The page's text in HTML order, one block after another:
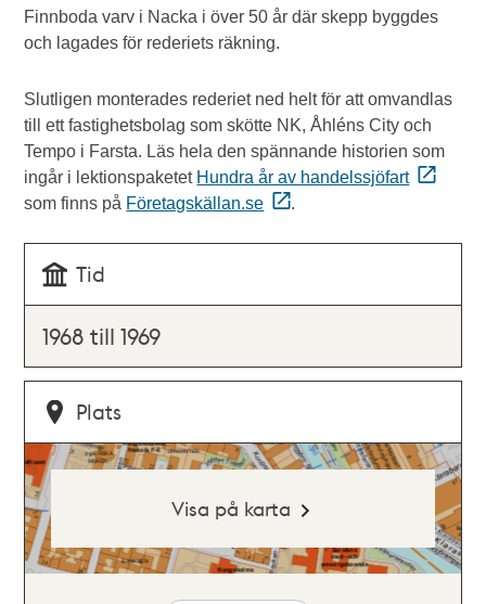
Finnboda varv i Nacka i över 50 år där skepp byggdes
och lagades för rederiets räkning.
Slutligen monterades rederiet ned helt för att omvandlas
till ett fastighetsbolag som skötte NK, Åhléns City och
Tempo i Farsta. Läs hela den spännande historien som
ingår i lektionspaketet Hundra år av handelssjöfart
som finns på Företagskällan.se .
Tid
1968 till 1969
Plats
Visa på karta